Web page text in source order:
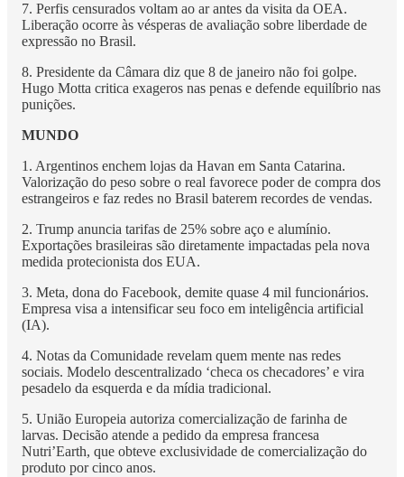
7. Perfis censurados voltam ao ar antes da visita da OEA.
Liberação ocorre às vésperas de avaliação sobre liberdade de
expressão no Brasil.
8. Presidente da Câmara diz que 8 de janeiro não foi golpe.
Hugo Motta critica exageros nas penas e defende equilíbrio nas
punições.
MUNDO
1. Argentinos enchem lojas da Havan em Santa Catarina.
Valorização do peso sobre o real favorece poder de compra dos
estrangeiros e faz redes no Brasil baterem recordes de vendas.
2. Trump anuncia tarifas de 25% sobre aço e alumínio.
Exportações brasileiras são diretamente impactadas pela nova
medida protecionista dos EUA.
3. Meta, dona do Facebook, demite quase 4 mil funcionários.
Empresa visa a intensificar seu foco em inteligência artificial
(IA).
4. Notas da Comunidade revelam quem mente nas redes
sociais. Modelo descentralizado ‘checa os checadores’ e vira
pesadelo da esquerda e da mídia tradicional.
5. União Europeia autoriza comercialização de farinha de
larvas. Decisão atende a pedido da empresa francesa
Nutri’Earth, que obteve exclusividade de comercialização do
produto por cinco anos.